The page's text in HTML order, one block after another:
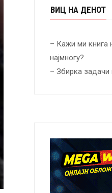
ВИЦ НА ДЕНОТ
– Кажи ми книга
најмногу?
– Збирка задачи